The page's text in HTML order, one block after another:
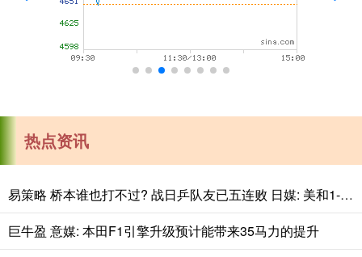
热点资讯
易策略 桥本谁也打不过? 战日乒队友已五连败 日媒: 美和1-2落后绝境翻盘
巨牛盈 意媒: 本田F1引擎升级预计能带来35马力的提升